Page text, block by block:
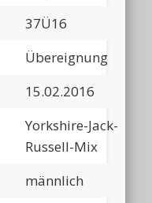
37Ü16
Übereignung
15.02.2016
Yorkshire-Jack-
Russell-Mix
männlich